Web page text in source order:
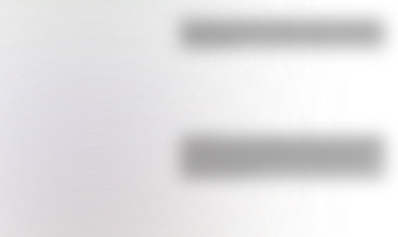
Bandera de Ecuador para colorear
¿Sabías que Argentina tuvo la torre
Sudamérica?